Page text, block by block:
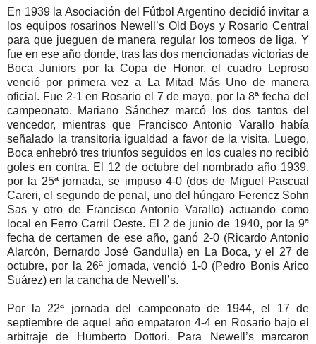
En 1939 la Asociación del Fútbol Argentino decidió invitar a
los equipos rosarinos Newell’s Old Boys y Rosario Central
para que jueguen de manera regular los torneos de liga. Y
fue en ese año donde, tras las dos mencionadas victorias de
Boca Juniors por la Copa de Honor, el cuadro Leproso
venció por primera vez a La Mitad Más Uno de manera
oficial. Fue 2-1 en Rosario el 7 de mayo, por la 8ª fecha del
campeonato. Mariano Sánchez marcó los dos tantos del
vencedor, mientras que Francisco Antonio Varallo había
señalado la transitoria igualdad a favor de la visita. Luego,
Boca enhebró tres triunfos seguidos en los cuales no recibió
goles en contra. El 12 de octubre del nombrado año 1939,
por la 25ª jornada, se impuso 4-0 (dos de Miguel Pascual
Careri, el segundo de penal, uno del húngaro Ferencz Sohn
Sas y otro de Francisco Antonio Varallo) actuando como
local en Ferro Carril Oeste. El 2 de junio de 1940, por la 9ª
fecha de certamen de ese año, ganó 2-0 (Ricardo Antonio
Alarcón, Bernardo José Gandulla) en La Boca, y el 27 de
octubre, por la 26ª jornada, venció 1-0 (Pedro Bonis Arico
Suárez) en la cancha de Newell’s.
Por la 22ª jornada del campeonato de 1944, el 17 de
septiembre de aquel año empataron 4-4 en Rosario bajo el
arbitraje de Humberto Dottori. Para Newell’s marcaron